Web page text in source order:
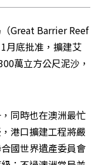
Great Barrier Reef
月底批准，擴建艾
萬立方公尺泥沙，
同時也在澳洲最忙
港口擴建工程將嚴
國世界遺產委員會